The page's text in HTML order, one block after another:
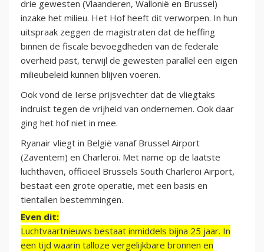
drie gewesten (Vlaanderen, Wallonië en Brussel)
inzake het milieu. Het Hof heeft dit verworpen. In hun
uitspraak zeggen de magistraten dat de heffing
binnen de fiscale bevoegdheden van de federale
overheid past, terwijl de gewesten parallel een eigen
milieubeleid kunnen blijven voeren.
Ook vond de Ierse prijsvechter dat de vliegtaks
indruist tegen de vrijheid van ondernemen. Ook daar
ging het hof niet in mee.
Ryanair vliegt in België vanaf Brussel Airport
(Zaventem) en Charleroi. Met name op de laatste
luchthaven, officieel Brussels South Charleroi Airport,
bestaat een grote operatie, met een basis en
tientallen bestemmingen.
Even dit:
Luchtvaartnieuws bestaat inmiddels bijna 25 jaar. In
een tijd waarin talloze vergelijkbare bronnen en